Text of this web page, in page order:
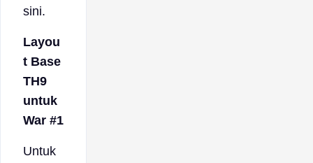
sini.
Layou
t Base
TH9
untuk
War #1
Untuk